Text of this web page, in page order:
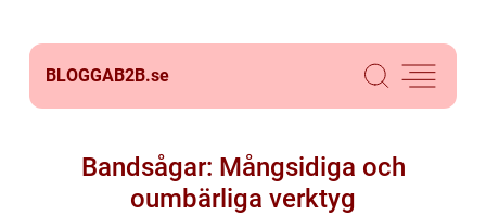
BLOGGAB2B.se
Bandsågar: Mångsidiga och
oumbärliga verktyg